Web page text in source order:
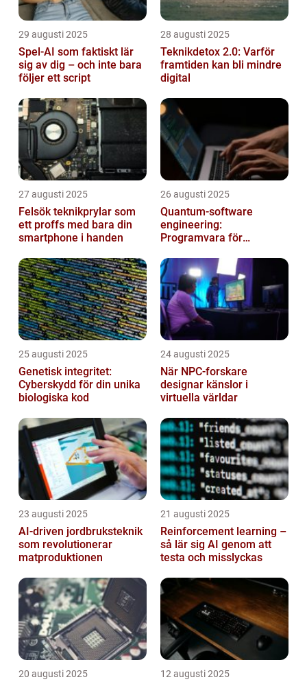
29 augusti 2025
Spel-AI som faktiskt lär
sig av dig – och inte bara
följer ett script
28 augusti 2025
Teknikdetox 2.0: Varför
framtiden kan bli mindre
digital
27 augusti 2025
Felsök teknikprylar som
ett proffs med bara din
smartphone i handen
26 augusti 2025
Quantum‑software
engineering:
Programvara för
25 augusti 2025
Genetisk integritet:
Cyberskydd för din unika
biologiska kod
24 augusti 2025
När NPC-forskare
designar känslor i
virtuella världar
23 augusti 2025
AI‑driven jordbruksteknik
som revolutionerar
matproduktionen
21 augusti 2025
Reinforcement learning –
så lär sig AI genom att
testa och misslyckas
20 augusti 2025 12 augusti 2025